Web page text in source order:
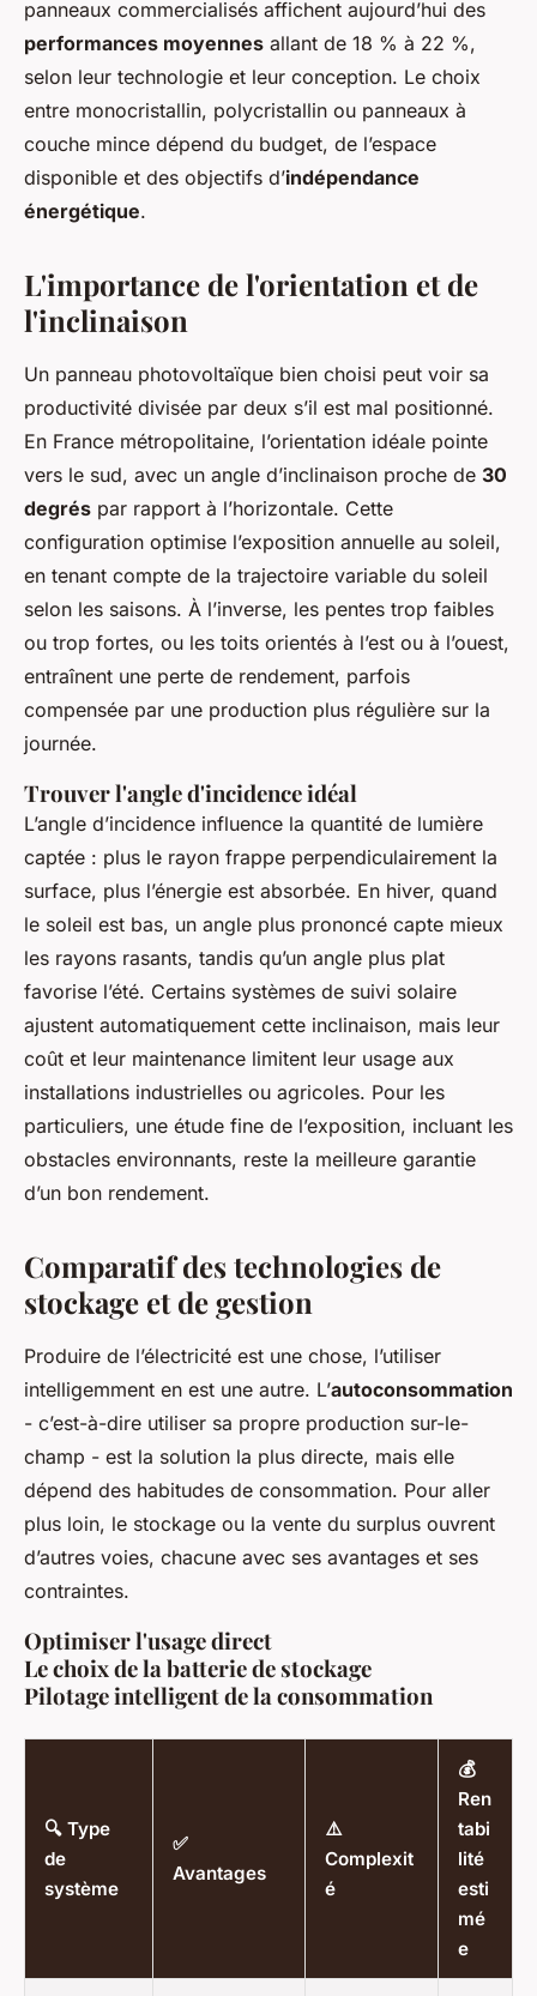
panneaux commercialisés affichent aujourd’hui des
performances moyennes allant de 18 % à 22 %,
selon leur technologie et leur conception. Le choix
entre monocristallin, polycristallin ou panneaux à
couche mince dépend du budget, de l’espace
disponible et des objectifs d’indépendance
énergétique.
L'importance de l'orientation et de
l'inclinaison
Un panneau photovoltaïque bien choisi peut voir sa
productivité divisée par deux s’il est mal positionné.
En France métropolitaine, l’orientation idéale pointe
vers le sud, avec un angle d’inclinaison proche de 30
degrés par rapport à l’horizontale. Cette
configuration optimise l’exposition annuelle au soleil,
en tenant compte de la trajectoire variable du soleil
selon les saisons. À l’inverse, les pentes trop faibles
ou trop fortes, ou les toits orientés à l’est ou à l’ouest,
entraînent une perte de rendement, parfois
compensée par une production plus régulière sur la
journée.
Trouver l'angle d'incidence idéal
L’angle d’incidence influence la quantité de lumière
captée : plus le rayon frappe perpendiculairement la
surface, plus l’énergie est absorbée. En hiver, quand
le soleil est bas, un angle plus prononcé capte mieux
les rayons rasants, tandis qu’un angle plus plat
favorise l’été. Certains systèmes de suivi solaire
ajustent automatiquement cette inclinaison, mais leur
coût et leur maintenance limitent leur usage aux
installations industrielles ou agricoles. Pour les
particuliers, une étude fine de l’exposition, incluant les
obstacles environnants, reste la meilleure garantie
d’un bon rendement.
Comparatif des technologies de
stockage et de gestion
Produire de l’électricité est une chose, l’utiliser
intelligemment en est une autre. L’autoconsommation
- c’est-à-dire utiliser sa propre production sur-le-
champ - est la solution la plus directe, mais elle
dépend des habitudes de consommation. Pour aller
plus loin, le stockage ou la vente du surplus ouvrent
d’autres voies, chacune avec ses avantages et ses
contraintes.
Optimiser l'usage direct
Le choix de la batterie de stockage
Pilotage intelligent de la consommation
🔍 Type
de
système
✅
Avantages
⚠️
Complexit
é
💰
Ren
tabi
lité
esti
mé
e